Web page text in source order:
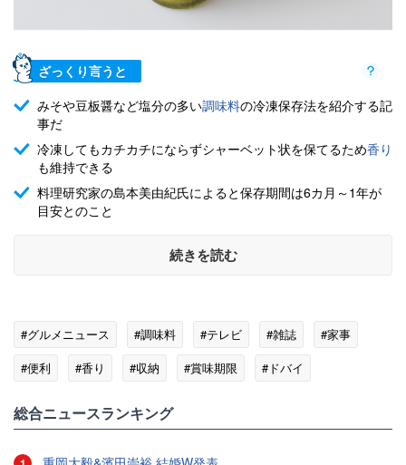
ざっくり言うと
みそや豆板醤など塩分の多い調味料の冷凍保存法を紹介する記
事だ
冷凍してもカチカチにならずシャーベット状を保てるため香り
も維持できる
料理研究家の島本美由紀氏によると保存期間は6カ月～1年が
目安とのこと
続きを読む
#グルメニュース #調味料 #テレビ #雑誌
#家事
#便利
#香り #収納 #賞味期限 #ドバイ
総合ニュースランキング